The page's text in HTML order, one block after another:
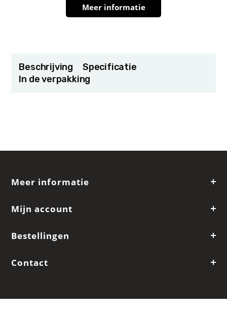
Meer informatie
Beschrijving
Specificatie
In de verpakking
Meer informatie
Mijn account
Bestellingen
Contact